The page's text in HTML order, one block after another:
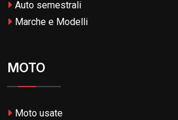
Auto semestrali
Marche e Modelli
MOTO
Moto usate